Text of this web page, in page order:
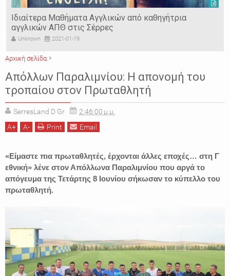
Οικοδομικές κατασκευές - Δάπεδα ειδικών
απαιτήσεων "Νταλλακιάν"
Unknown
Αρχική σελίδα
ΑΘΛΗΤΙΚΑ
ΑΠΟΛΛΩΝ ΠΑΡΑΛΙΜΝΙΟΥ ΕΙΔΗΣΕΙΣ
ΠΟΔΟΣΦΑΙΡΟ
ΣΕΡΡΕΣ
Απόλλων Παραλιμνίου: Η απονομή του
τροπαίου στον Πρωταθλητή
SerresLand D Gr
2:46:00 μ.μ.
A+ A- Print Email
«Είμαστε πια πρωταθλητές, έρχονται άλλες εποχές… στη Γ
εθνική» λένε στον Απόλλωνα Παραλιμνίου που αργά το
απόγευμα της Τετάρτης 8 Ιουνίου σήκωσαν το κύπελλο του
πρωταθλητή.
Ikaroi B.C.